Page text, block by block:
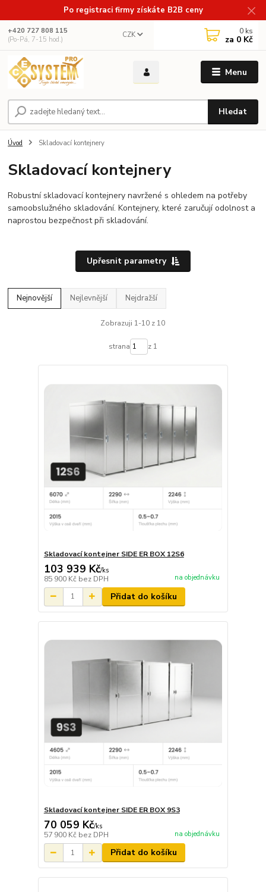
Po registraci firmy získáte B2B ceny
Menu
CZK
Hledat
+420 727 808 115
(Po-Pá, 7-15 hod.)
0 ks
za 0 Kč
Úvod Skladovací kontejnery
Skladovací kontejnery
Robustní skladovací kontejnery navržené s ohledem na potřeby
samoobslužného skladování. Kontejnery, které zaručují odolnost a
naprostou bezpečnost při skladování.
Upřesnit parametry
Nejnovější Nejlevnější Nejdražší
Zobrazuji 1-10 z 10
strana z 1
Skladovací kontejner SIDE ER BOX 12S6
103 939 Kč/ks
85 900 Kč bez DPH na objednávku
Přidat do košíku
Skladovací kontejner SIDE ER BOX 9S3
70 059 Kč/ks
57 900 Kč bez DPH na objednávku
Přidat do košíku